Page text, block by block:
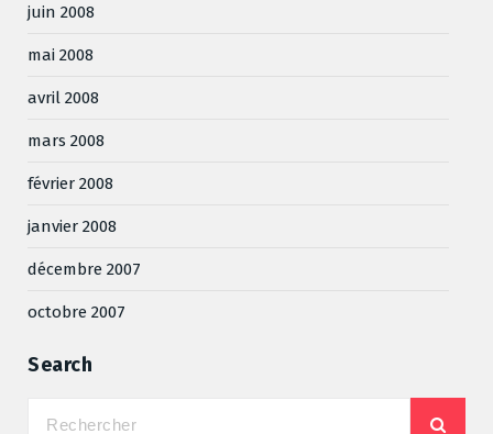
juin 2008
mai 2008
avril 2008
mars 2008
février 2008
janvier 2008
décembre 2007
octobre 2007
Search